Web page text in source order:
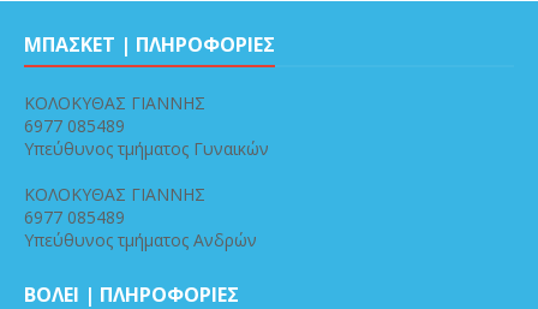
ΜΠΑΣΚΕΤ | ΠΛΗΡΟΦΟΡΙΕΣ
ΚΟΛΟΚΥΘΑΣ ΓΙΑΝΝΗΣ
6977 085489
Υπεύθυνος τμήματος Γυναικών
ΚΟΛΟΚΥΘΑΣ ΓΙΑΝΝΗΣ
6977 085489
Υπεύθυνος τμήματος Ανδρών
ΒΟΛΕΙ | ΠΛΗΡΟΦΟΡΙΕΣ